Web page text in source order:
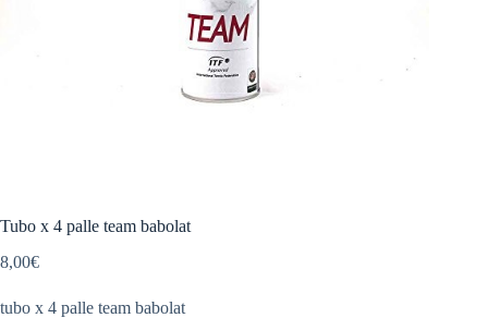
Tubo x 4 palle team babolat
8,00€
tubo x 4 palle team babolat